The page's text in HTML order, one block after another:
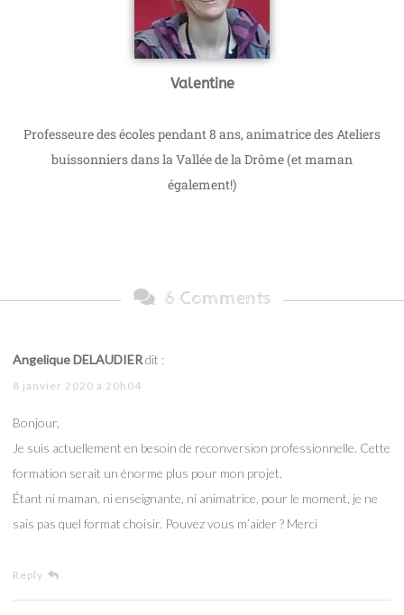
Valentine
Professeure des écoles pendant 8 ans, animatrice des Ateliers
buissonniers dans la Vallée de la Drôme (et maman
également!)
6 Comments
Angelique DELAUDIERdit :
8 janvier 2020 à 20h04
Bonjour,
Je suis actuellement en besoin de reconversion professionnelle. Cette
formation serait un énorme plus pour mon projet.
Étant ni maman, ni enseignante, ni animatrice, pour le moment, je ne
sais pas quel format choisir. Pouvez vous m’aider ? Merci
Reply